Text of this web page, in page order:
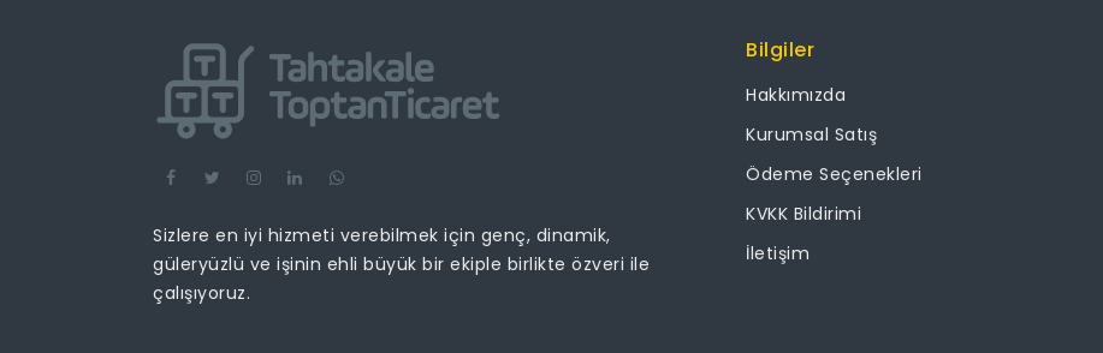
Sizlere en iyi hizmeti verebilmek için genç, dinamik,
güleryüzlü ve işinin ehli büyük bir ekiple birlikte özveri ile
çalışıyoruz.
Bilgiler
Hakkımızda
Kurumsal Satış
Ödeme Seçenekleri
KVKK Bildirimi
İletişim